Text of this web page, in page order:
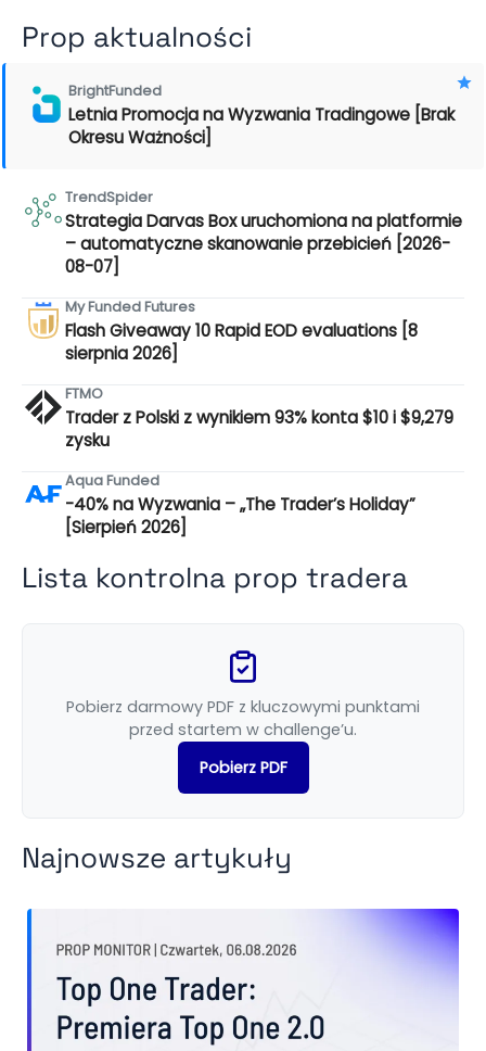
Prop aktualności
BrightFunded
Letnia Promocja na Wyzwania Tradingowe [Brak
Okresu Ważności]
TrendSpider
Strategia Darvas Box uruchomiona na platformie
– automatyczne skanowanie przebicień [2026-
08-07]
My Funded Futures
Flash Giveaway 10 Rapid EOD evaluations [8
sierpnia 2026]
FTMO
Trader z Polski z wynikiem 93% konta $10 i $9,279
zysku
Aqua Funded
-40% na Wyzwania – „The Trader’s Holiday”
[Sierpień 2026]
Lista kontrolna prop tradera
Pobierz darmowy PDF z kluczowymi punktami
przed startem w challenge’u.
Pobierz PDF
Najnowsze artykuły